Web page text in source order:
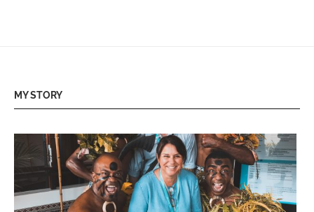
MY STORY